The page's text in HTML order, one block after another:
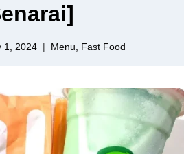
1, 2024 Menu Fast Food